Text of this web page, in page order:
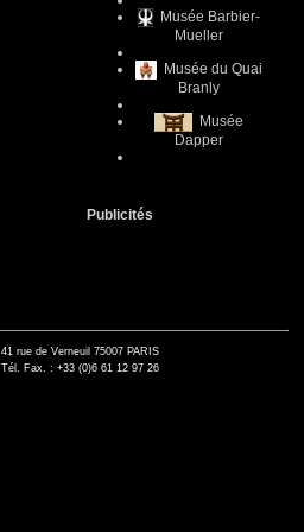
Musée Barbier-
Mueller
Musée du Quai
Branly
Musée
Dapper
Publicités
41 rue de Verneuil 75007 PARIS
Tél. Fax. : +33 (0)6 61 12 97 26